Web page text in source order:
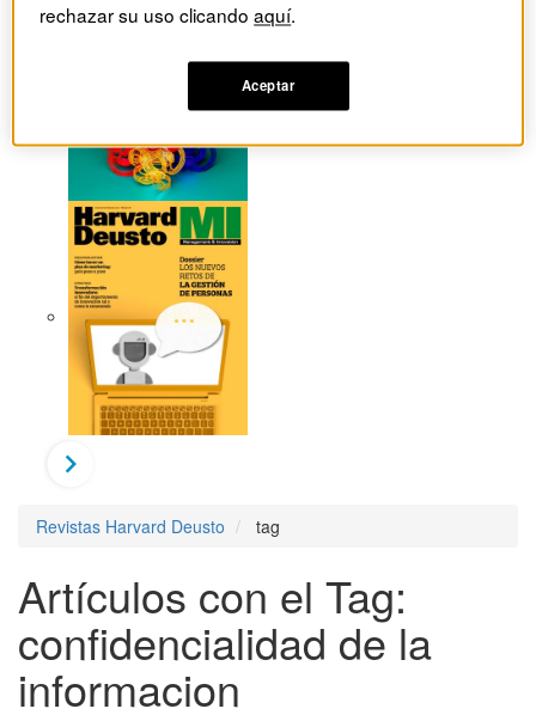
Revistas Harvard Deusto tag
Artículos con el Tag:
confidencialidad de la
informacion
rechazar su uso clicandoaquí.
Aceptar